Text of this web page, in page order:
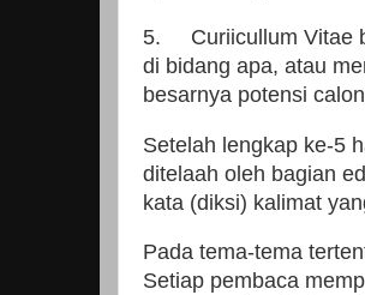
5.
Curiicullum Vitae
di bidang apa, atau
besarnya potensi
Setelah lengkap ke-5
ditelaah oleh bagian
kata (diksi) kalimat
Pada tema-tema
Setiap pembaca